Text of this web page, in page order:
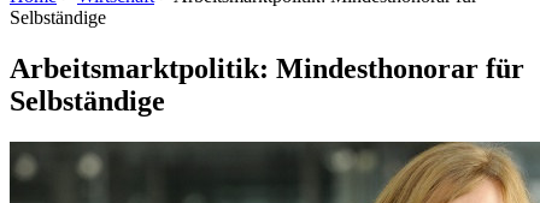
Selbständige
Arbeitsmarktpolitik: Mindesthonorar für
Selbständige